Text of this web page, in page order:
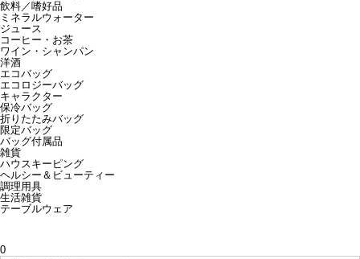
飲料／嗜好品
ミネラルウォーター
ジュース
コーヒー・お茶
ワイン・シャンパン
洋酒
エコバッグ
エコロジーバッグ
キャラクター
保冷バッグ
折りたたみバッグ
限定バッグ
バッグ付属品
雑貨
ハウスキーピング
ヘルシー＆ビューティー
調理用具
生活雑貨
テーブルウェア
0